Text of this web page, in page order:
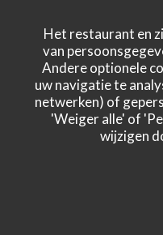
Het restaurant en
van
Andere optionele
uw navigatie te
netwerken) of
'Weiger alle' of
wijzigen
vous ayez passé un bon
2
excellente soirée dans votre
pleins de saveurs. Tout ce
tout au long du repas. Nous